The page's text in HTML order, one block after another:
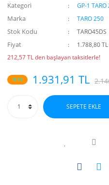
Kategori GP-1 TARO
Marka TARO 250
Stok Kodu TARO45DS
Fiyat
1.788,80
212,57 TL den başlayan taksitlerle!
%10 1.931,91 TL
SEPETE EKLE